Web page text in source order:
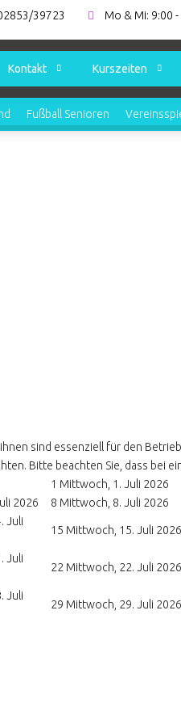
39723 Mo & Mi: 9:00
Kontakt Kurszeiten
Fußball Senioren
1 Mittwoch, 1. Juli 2026
2026 8 Mittwoch, 8. Juli 2026
Juli
15 Mittwoch, 15. Juli 2026
Juli
22 Mittwoch, 22. Juli 2026
Juli
29 Mittwoch, 29. Juli 2026
sind essenziell für den
Bitte beachten Sie, dass bei